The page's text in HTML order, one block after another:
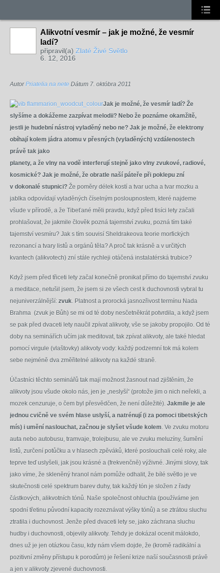
Alikvotní vesmír – jak je možné, že vesmír
ladí?
připravil(a) Zlaté Živé Světlo
6. 12, 2016
AutorPriatelia na nete Dátum 7. októbra 2011
Jak je možné, že vesmír ladí? Že
slyšíme a dokážeme zazpívat melodii? Nebo že poznáme okamžitě,
jestli je hudební nástroj vyladěný nebo ne? Jak je možné, že elektrony
obíhají kolem jádra atomu v přesných (vyladěných) vzdálenostech
právě tak jako
planety, a že vlny na vodě interferují stejně jako vlny zvukové, radiové,
kosmické? Jak je možné, že obratle naší páteře při poklepu zní
v dokonalé stupnici? Že poměry délek kostí a tvar ucha a tvar mozku a
jablka odpovídají vyladěných číselným posloupnostem, které najdeme
všude v přírodě, a že Tibeťané měli pravdu, když před tisíci lety začali
prohlašovat, že jakmile člověk pozná tajemství zvuku, pozná tím také
tajemství vesmíru? Jak s tím souvisí Sheldrakeova teorie morfických
rezonancí a tvary listů a orgánů těla? A proč tak krásně a v určitých
kvantech (alikvotech) zní stále rychleji otáčená instalatérská trubice?
Když jsem před třiceti lety začal konečně pronikat přímo do tajemství zvuku
a meditace, netušil jsem, že jsem si ze všech cest k duchovnosti vybral tu
nejuniverzálnější: zvuk. Platnost a prorocká jasnozřivost termínu Nada
Brahma (zvuk je Bůh) se mi od té doby nesčetněkrát potvrdila, a když jsem
se pak před dvaceti lety naučil zpívat alikvoty, vše se jakoby propojilo. Od té
doby na seminářích učím jak meditovat, tak zpívat alikvoty, ale také hledat
pomocí virgule (vlaštovky) alikvoty vody: každý podzemní tok má kolem
sebe nejméně dva změřitelné alikvoty na každé straně.
Účastníci těchto seminářů tak mají možnost žasnout nad zjištěním, že
alikvoty jsou všude okolo nás, jen je „neslyší“ (protože jim o nich neřekli, a
mozek cenzuruje, o čem byl přesvědčen, že není důležité). Jakmile je ale
jednou cvičně ve svém hlase uslyší, a natrénují (i za pomoci tibetských
mís) i umění naslouchat, začnou je slyšet všude kolem. Ve zvuku motoru
auta nebo autobusu, tramvaje, trolejbusu, ale ve zvuku meluzíny, šumění
listů, zurčení potůčku a v hlasech zpěváků, které poslouchali celé roky, ale
teprve teď uslyšeli, jak jsou krásné a (frekvenčně) výživné. Jinými slovy, tak
jako víme, že skleněný hranol nám pomůže odhalit, že bílé světlo je ve
skutečnosti celé spektrum barev duhy, tak každý tón je složen z řady
částkových, alikvotních tónů. Naše společnost ohluchla (používáme jen
spodní třetinu původní kapacity rozeznávat výšky tónů) a se ztrátou sluchu
ztratila i duchovnost. Jenže před dvaceti lety se, jako záchrana sluchu
hudby i duchovnosti, objevily alikvoty. Tehdy je dokázal ocenit málokdo,
dnes už je jen otázkou času, kdy nám všem dojde, že (kromě radikální a
pozitivní změny přístupu k porodům) je řešení krize naší současnosti právě
a jen v alikvoty zjevené duchovnosti.